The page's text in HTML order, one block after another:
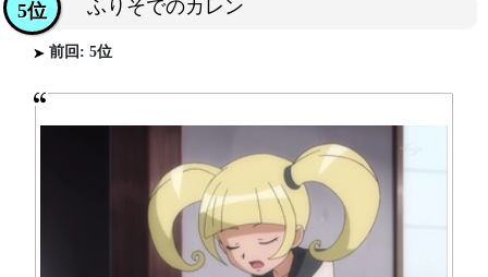
ふりそでのカレン
5位
前回: 5位